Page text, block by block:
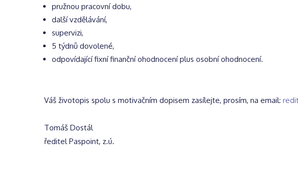
pružnou pracovní dobu,
další vzdělávání,
supervizi,
5 týdnů dovolené,
odpovídající fixní finanční ohodnocení plus osobní ohodnocení.
Váš životopis spolu s motivačním dopisem zasílejte, prosím, na email:
Tomáš Dostál
ředitel Paspoint, z.ú.